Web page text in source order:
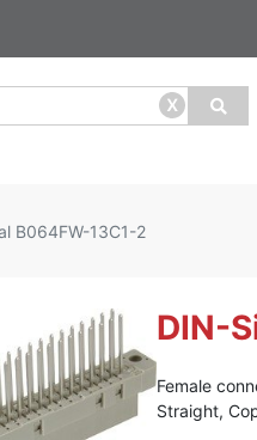
x
B064FW-13C1-2
DIN-
Female
Straight,